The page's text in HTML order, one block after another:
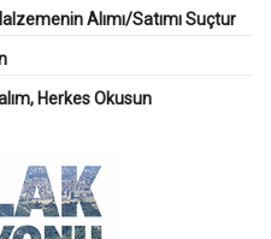
Alımı/Satımı Suçtur
Herkes Okusun